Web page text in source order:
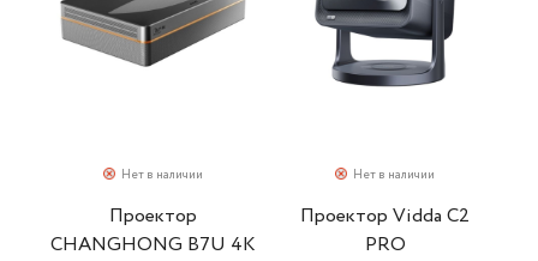
Нет в наличии
Проектор
CHANGHONG B7U 4K
Нет в наличии
Проектор Vidda С2
PRO